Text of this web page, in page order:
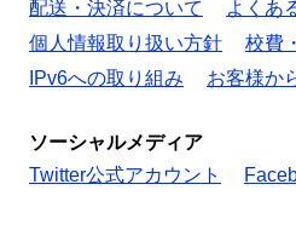
配送・決済について
よくあ
個人情報取り扱い方針
校費
IPv6への取り組み
お客様か
ソーシャルメディア
Twitter公式アカウント